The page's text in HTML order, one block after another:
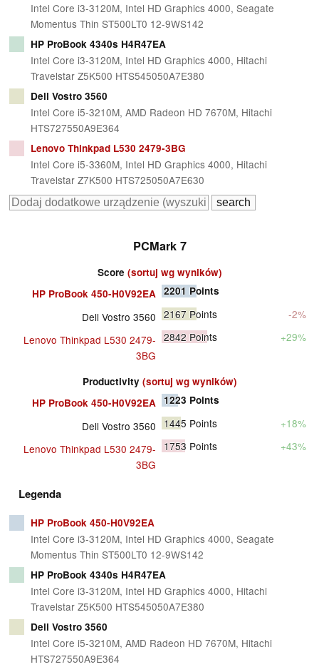
Intel Core i3-3120M, Intel HD Graphics 4000, Seagate
Momentus Thin ST500LT0 12-9WS142
HP ProBook 4340s H4R47EA
Intel Core i3-3120M, Intel HD Graphics 4000, Hitachi
Travelstar Z5K500 HTS545050A7E380
Dell Vostro 3560
Intel Core i5-3210M, AMD Radeon HD 7670M, Hitachi
HTS727550A9E364
Lenovo Thinkpad L530 2479-3BG
Intel Core i5-3360M, Intel HD Graphics 4000, Hitachi
Travelstar Z7K500 HTS725050A7E630
PCMark 7
Score (sortuj wg wyników)
HP ProBook 450-H0V92EA 2201 Points
Dell Vostro 3560 2167 Points
-2%
Lenovo Thinkpad L530 2479-
3BG
2842 Points +29%
Productivity (sortuj wg wyników)
HP ProBook 450-H0V92EA
1223 Points
Dell Vostro 3560 1445 Points
+18%
Lenovo Thinkpad L530 2479-
3BG
1753 Points +43%
Legenda
HP ProBook 450-H0V92EA
Intel Core i3-3120M, Intel HD Graphics 4000, Seagate
Momentus Thin ST500LT0 12-9WS142
HP ProBook 4340s H4R47EA
Intel Core i3-3120M, Intel HD Graphics 4000, Hitachi
Travelstar Z5K500 HTS545050A7E380
Dell Vostro 3560
Intel Core i5-3210M, AMD Radeon HD 7670M, Hitachi
HTS727550A9E364